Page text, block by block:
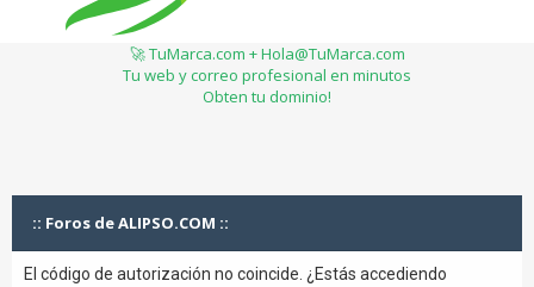
🚀 TuMarca.com + Hola@TuMarca.com
Tu web y correo profesional en minutos
Obten tu dominio!
:: Foros de ALIPSO.COM ::
El código de autorización no coincide. ¿Estás accediendo